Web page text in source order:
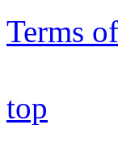
Terms
top